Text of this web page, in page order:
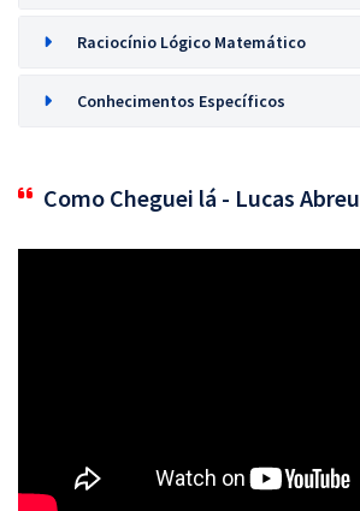
Raciocínio Lógico Matemático
Conhecimentos Específicos
Como Cheguei lá - Lucas Abreu